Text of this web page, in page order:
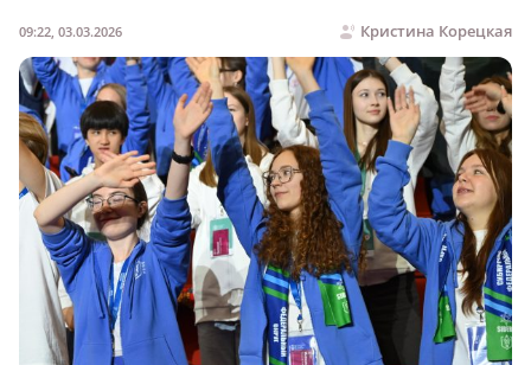
Кристина Корецкая
09:22, 03.03.2026